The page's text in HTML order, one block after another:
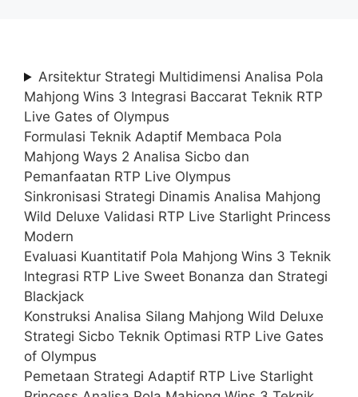
Arsitektur Strategi Multidimensi Analisa Pola
Mahjong Wins 3 Integrasi Baccarat Teknik RTP
Live Gates of Olympus
Formulasi Teknik Adaptif Membaca Pola
Mahjong Ways 2 Analisa Sicbo dan
Pemanfaatan RTP Live Olympus
Sinkronisasi Strategi Dinamis Analisa Mahjong
Wild Deluxe Validasi RTP Live Starlight Princess
Modern
Evaluasi Kuantitatif Pola Mahjong Wins 3 Teknik
Integrasi RTP Live Sweet Bonanza dan Strategi
Blackjack
Konstruksi Analisa Silang Mahjong Wild Deluxe
Strategi Sicbo Teknik Optimasi RTP Live Gates
of Olympus
Pemetaan Strategi Adaptif RTP Live Starlight